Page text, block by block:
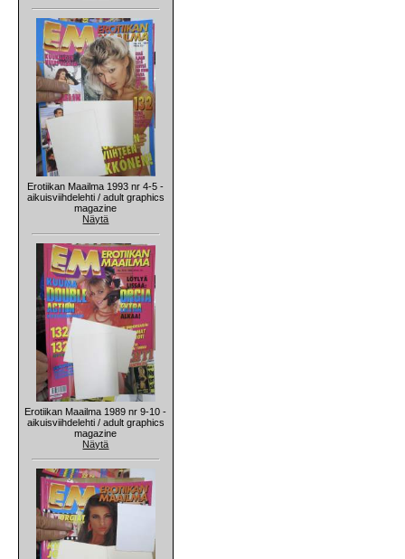
Erotiikan Maailma 1993 nr 4-5 -
aikuisviihdelehti / adult graphics
magazine
Näytä
Erotiikan Maailma 1989 nr 9-10 -
aikuisviihdelehti / adult graphics
magazine
Näytä